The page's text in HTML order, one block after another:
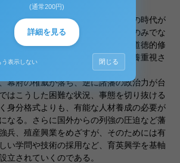
いる。
修が目的とされたが、それは戦乱の時代が
としての性格をもち、武士は武力のみでな
としての役割を担うことになり、道徳的修
求が増し、登用においても文の教養重視さ
幕府の権威が落ち、逆に諸藩の政治力が台
はこうした困難な状況、事態を切り抜ける
身分格式よりも、有能な人材養成の必要が
なる。さらに国外からの列強の圧迫など藩
兵、殖産興業をめざすが、そのためには有
い学問や技術の採用など、育英興学を基軸
立されていくのである。
(通常200円)
詳細を見る
う表示しない 閉じる